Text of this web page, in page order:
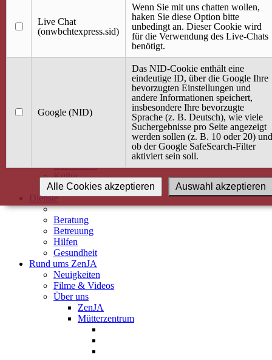
Terminkalender
Gemeinsam aktiv
Gemeinsam unterwegs
wirFAIRändern
Angebot / Kurs suchen
Babybauch & Elternschaft
Gesundheit
Kultur
Alle Kurse
Dienste
Beratung
Betreuung
Hilfen
Gesundheit
Rund ums ZenJA
Neuigkeiten
Filme & Videos
Über uns
ZenJA
Mütterzentrum
Live Chat
(onwbchtexpress.sid)
Wenn Sie mit uns chatten wollen,
haken Sie diese Option bitte
unbedingt an. Dieser Cookie wird
für die Verwendung des Live-Chats
benötigt.
Google (NID)
Das NID-Cookie enthält eine
eindeutige ID, über die Google Ihre
bevorzugten Einstellungen und
andere Informationen speichert,
insbesondere Ihre bevorzugte
Sprache (z. B. Deutsch), wie viele
Suchergebnisse pro Seite angezeigt
werden sollen (z. B. 10 oder 20) und
ob der Google SafeSearch-Filter
aktiviert sein soll.
Auswahl akzeptieren
Alle Cookies akzeptieren